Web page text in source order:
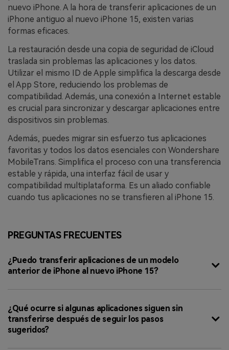
nuevo iPhone. A la hora de transferir aplicaciones de un
iPhone antiguo al nuevo iPhone 15, existen varias
formas eficaces.
La restauración desde una copia de seguridad de iCloud
traslada sin problemas las aplicaciones y los datos.
Utilizar el mismo ID de Apple simplifica la descarga desde
el App Store, reduciendo los problemas de
compatibilidad. Además, una conexión a Internet estable
es crucial para sincronizar y descargar aplicaciones entre
dispositivos sin problemas.
Además, puedes migrar sin esfuerzo tus aplicaciones
favoritas y todos los datos esenciales con Wondershare
MobileTrans. Simplifica el proceso con una transferencia
estable y rápida, una interfaz fácil de usar y
compatibilidad multiplataforma. Es un aliado confiable
cuando tus aplicaciones no se transfieren al iPhone 15.
PREGUNTAS FRECUENTES
¿Puedo transferir aplicaciones de un modelo
anterior de iPhone al nuevo iPhone 15?
¿Qué ocurre si algunas aplicaciones siguen sin
transferirse después de seguir los pasos
sugeridos?